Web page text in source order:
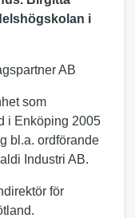
i
AB
som
i Enköping 2005
bl.a. ordförande
Industri AB.
för